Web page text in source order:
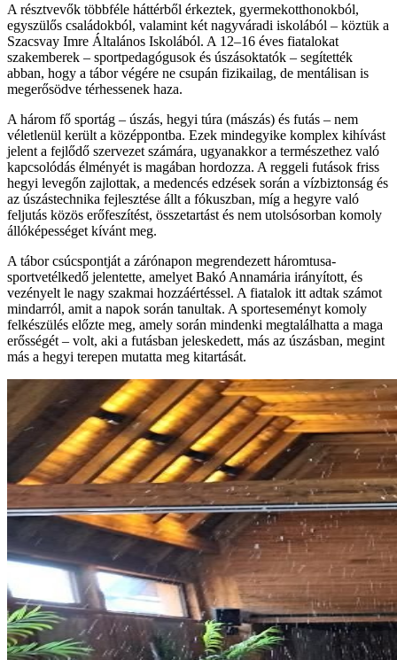
A résztvevők többféle háttérből érkeztek, gyermekotthonokból,
egyszülős családokból, valamint két nagyváradi iskolából – köztük a
Szacsvay Imre Általános Iskolából. A 12–16 éves fiatalokat
szakemberek – sportpedagógusok és úszásoktatók – segítették
abban, hogy a tábor végére ne csupán fizikailag, de mentálisan is
megerősödve térhessenek haza.
A három fő sportág – úszás, hegyi túra (mászás) és futás – nem
véletlenül került a középpontba. Ezek mindegyike komplex kihívást
jelent a fejlődő szervezet számára, ugyanakkor a természethez való
kapcsolódás élményét is magában hordozza. A reggeli futások friss
hegyi levegőn zajlottak, a medencés edzések során a vízbiztonság és
az úszástechnika fejlesztése állt a fókuszban, míg a hegyre való
feljutás közös erőfeszítést, összetartást és nem utolsósorban komoly
állóképességet kívánt meg.
A tábor csúcspontját a zárónapon megrendezett háromtusa-
sportvetélkedő jelentette, amelyet Bakó Annamária irányított, és
vezényelt le nagy szakmai hozzáértéssel. A fiatalok itt adtak számot
mindarról, amit a napok során tanultak. A sporteseményt komoly
felkészülés előzte meg, amely során mindenki megtalálhatta a maga
erősségét – volt, aki a futásban jeleskedett, más az úszásban, megint
más a hegyi terepen mutatta meg kitartását.